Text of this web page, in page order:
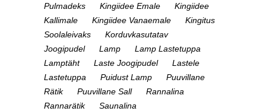
Pulmadeks
Kingiidee Emale
Kingiidee
Kallimale
Kingiidee Vanaemale
Kingitus
Soolaleivaks
Korduvkasutatav
Joogipudel
Lamp
Lamp Lastetuppa
Lamptäht
Laste Joogipudel
Lastele
Lastetuppa
Puidust Lamp
Puuvillane
Rätik
Puuvillane Sall
Rannalina
Rannarätik
Saunalina